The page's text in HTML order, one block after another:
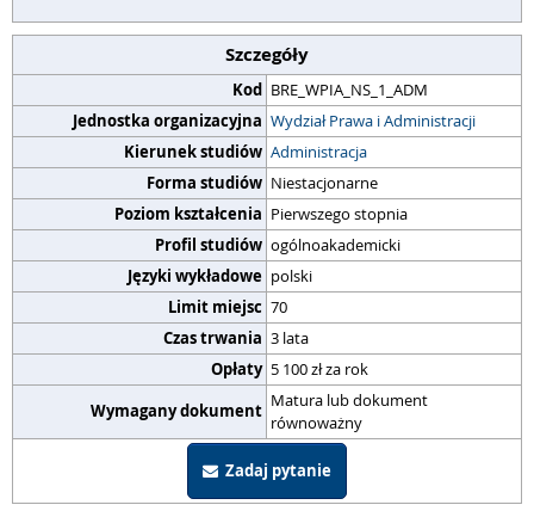
Szczegóły
Kod BRE_WPIA_NS_1_ADM
Jednostka organizacyjna Wydział Prawa i Administracji
Kierunek studiów Administracja
Forma studiów Niestacjonarne
Poziom kształcenia Pierwszego stopnia
Profil studiów ogólnoakademicki
Języki wykładowe polski
Limit miejsc 70
Czas trwania 3 lata
Opłaty 5 100 zł za rok
Wymagany dokument Matura lub dokument
równoważny
Zadaj pytanie